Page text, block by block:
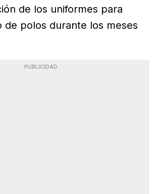
de los uniformes para
de polos durante los meses
PUBLICIDAD